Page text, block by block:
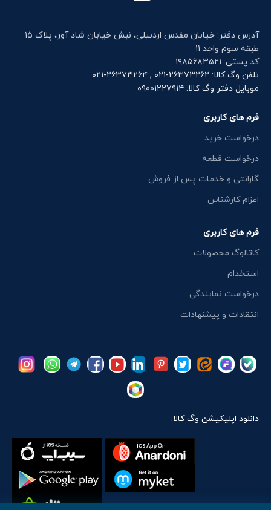
آدرس دفتر: خیابان مقدس اردبیلی، نبش خیابان شاد آور، پلاک ۱۵
طبقه سوم واحد ۱۱
کد پستی: ۱۹۸۵۶۸۳۵۲۱
تلفن وگ کالا: ۲۶۳۷۳۲۶۲-۰۲۱ , ۲۶۳۷۳۲۶۴-۰۲۱
موبایل دفتر وگ کالا: ۰۹۰۰۱۲۲۷۹۱۴
فرم های کاربری
درخواست خرید
درخواست قطعه
گارانتی و خدمات پس از فروش
اعزام کارشناس
فرم های کاربری
کاتالوگ محصولات
استخدام
درخواست نمایندگی
انتقادات و پیشنهادات
دانلود اپلیکیشن وگ کالا: